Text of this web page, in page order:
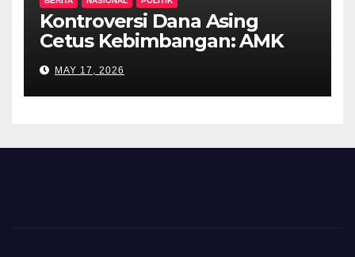
Kontroversi Dana Asing
Cetus Kebimbangan: AMK
Desak Siasatan Menyeluruh
MAY 17, 2026